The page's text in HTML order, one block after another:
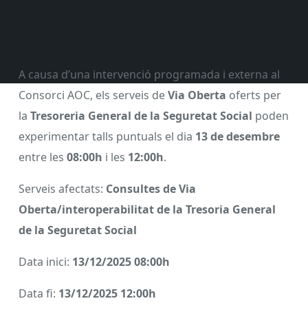
A causa d’una intervenció programada i externa al
Consorci AOC, els serveis deVia Oberta oferts per
la Tresoreria General de la Seguretat Social poden
experimentar talls puntuals el dia 13 de desembre
entre les 08:00h i les 12:00h.
Serveis afectats: Consultes de Via
Oberta/interoperabilitat de la Tresoria General
de la Seguretat Social
Data inici: 13/12/2025 08:00h
Data fi: 13/12/2025 12:00h